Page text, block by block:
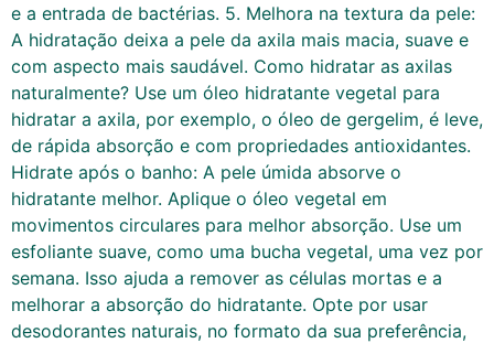
e a entrada de bactérias. 5. Melhora na textura da pele:
A hidratação deixa a pele da axila mais macia, suave e
com aspecto mais saudável. Como hidratar as axilas
naturalmente? Use um óleo hidratante vegetal para
hidratar a axila, por exemplo, o óleo de gergelim, é leve,
de rápida absorção e com propriedades antioxidantes.
Hidrate após o banho: A pele úmida absorve o
hidratante melhor. Aplique o óleo vegetal em
movimentos circulares para melhor absorção. Use um
esfoliante suave, como uma bucha vegetal, uma vez por
semana. Isso ajuda a remover as células mortas e a
melhorar a absorção do hidratante. Opte por usar
desodorantes naturais, no formato da sua preferência,